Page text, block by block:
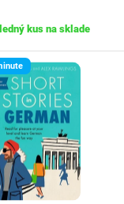
kus na sklade